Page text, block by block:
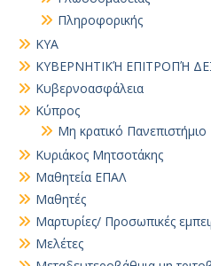
Πληροφορικής
ΚΥΑ
ΚΥΒΕΡΝΗΤΙΚΉ ΕΠΙΤΡΟΠΉ
Κυβερνοασφάλεια
Κύπρος
Μη κρατικό Πανεπιστήμιο
Κυριάκος Μητσοτάκης
Μαθητεία ΕΠΑΛ
Μαθητές
Μαρτυρίες/ Προσωπικές
Μελέτες